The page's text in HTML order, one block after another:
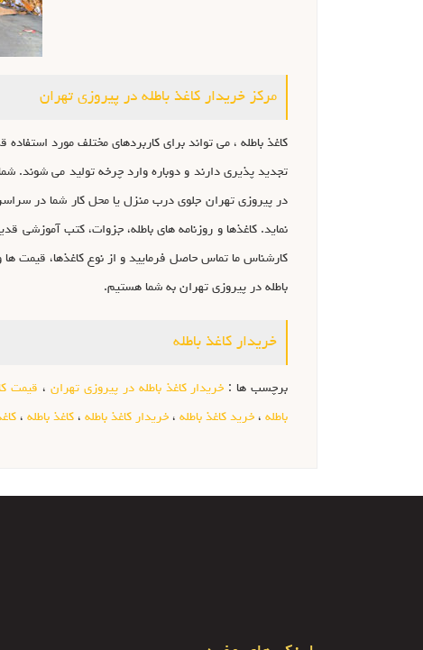
مرکز خریدار کاغذ باطله در پیروزی تهران
کاغذ باطله ، می تواند برای کاربردهای مختلف مورد
تجدید پذیری دارند و دوباره وارد چرخه تولید می شوند.
در پیروزی تهران جلوی درب منزل یا محل کار شما در
نماید. کاغذها و روزنامه های باطله، جزوات، کتب آموزشی
کارشناس ما تماس حاصل فرمایید و از نوع کاغذها، قیمت
باطله در پیروزی تهران به شما هستیم.
خریدار کاغذ باطله
برچسب ها : خریدار کاغذ باطله در پیروزی تهران ، قیمت
باطله ، خرید کاغذ باطله ، خریدار کاغذ باطله ، کاغذ باطله ،